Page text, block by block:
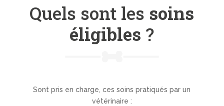
Quels sont les soins
éligibles ?
Sont pris en charge, ces soins pratiqués par un
vétérinaire :